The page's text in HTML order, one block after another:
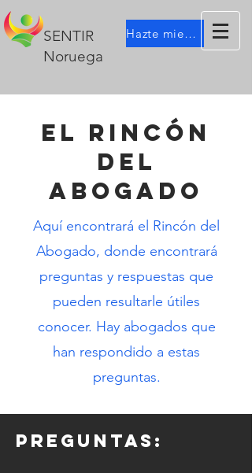
SENTIR
Noruega
Hazte miembro
el rincón
del
abogado
Aquí encontrará el Rincón del
Abogado, donde encontrará
preguntas y respuestas que
pueden resultarle útiles
conocer. Hay abogados que
han respondido a estas
preguntas.
PREGUNTAS: